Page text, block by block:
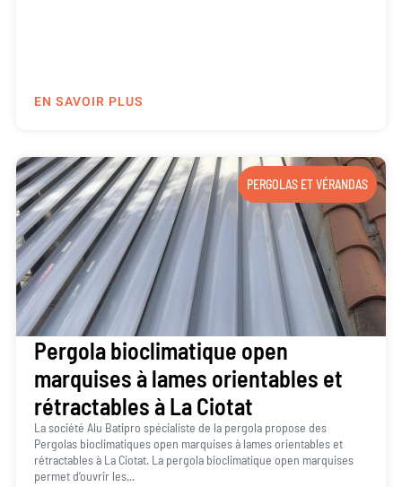
EN SAVOIR PLUS
PERGOLAS ET VÉRANDAS
Pergola bioclimatique open
marquises à lames orientables et
rétractables à La Ciotat
La société Alu Batipro spécialiste de la pergola propose des
Pergolas bioclimatiques open marquises à lames orientables et
rétractables à La Ciotat. La pergola bioclimatique open marquises
permet d’ouvrir les...